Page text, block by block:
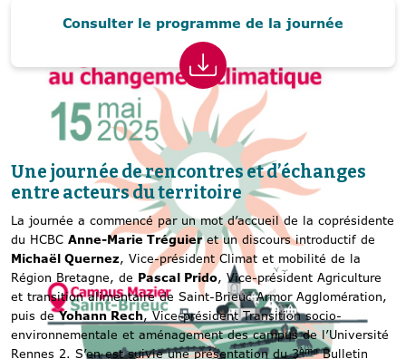
Consulter le programme de la journée
Une journée de rencontres et d’échanges
entre acteurs du territoire
La journée a commencé par un mot d’accueil de la coprésidente
du HCBC Anne-Marie Tréguieret un discours introductif de
Michaël Quernez, Vice-président Climat et mobilité de la
Région Bretagne, de Pascal Prido, Vice-président Agriculture
et transition alimentaire de Saint-Brieuc Armor Agglomération,
puis deYohann Rech, Vice-président Transition socio-
environnementale et aménagement des campus de l’Université
Rennes 2. S’en est suivie une présentation du 3èmeBulletin